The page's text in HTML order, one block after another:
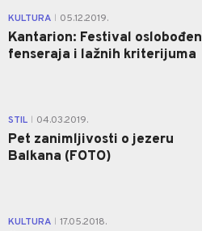
KULTURA 05.12.2019.
Kantarion: Festival oslobođen
fenseraja i lažnih kriterijuma
STIL 04.03.2019.
Pet zanimljivosti o jezeru
Balkana (FOTO)
KULTURA 17.05.2018.